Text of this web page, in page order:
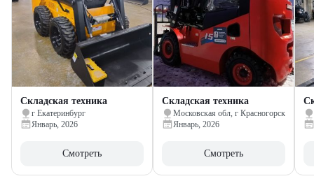
Складская техника
г Екатеринбург
Январь, 2026
Смотреть
Складская техника
Московская обл, г Красногорск
Январь, 2026
Смотреть